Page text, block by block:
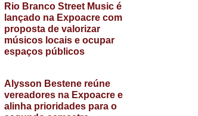
Rio Branco Street Music é
lançado na Expoacre com
proposta de valorizar
músicos locais e ocupar
espaços públicos
Alysson Bestene reúne
vereadores na Expoacre e
alinha prioridades para o